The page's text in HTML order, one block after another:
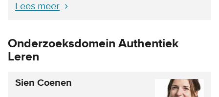
Lees meer
Onderzoeksdomein Authentiek
Leren
Sien Coenen